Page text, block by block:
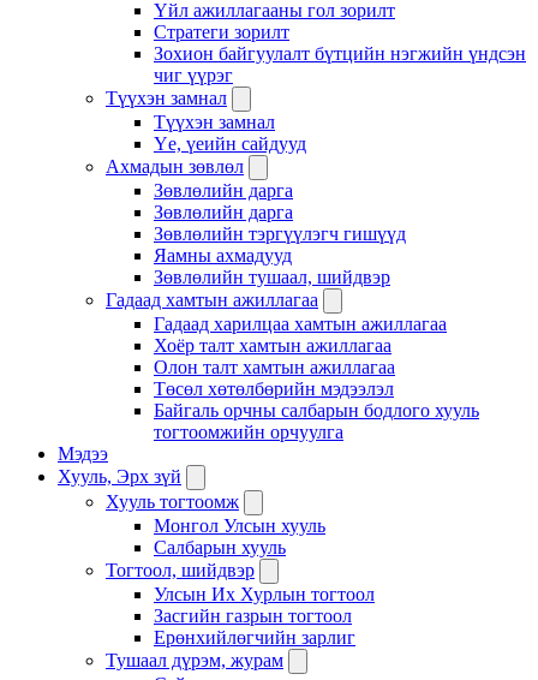
Үйл ажиллагааны гол зорилт
Стратеги зорилт
Зохион байгуулалт бүтцийн нэгжийн үндсэн
чиг үүрэг
Түүхэн замнал
Түүхэн замнал
Үе, үеийн сайдууд
Ахмадын зөвлөл
Зөвлөлийн дарга
Зөвлөлийн дарга
Зөвлөлийн тэргүүлэгч гишүүд
Яамны ахмадууд
Зөвлөлийн тушаал, шийдвэр
Гадаад хамтын ажиллагаа
Гадаад харилцаа хамтын ажиллагаа
Хоёр талт хамтын ажиллагаа
Олон талт хамтын ажиллагаа
Төсөл хөтөлбөрийн мэдээлэл
Байгаль орчны салбарын бодлого хууль
тогтоомжийн орчуулга
Мэдээ
Хууль, Эрх зүй
Хууль тогтоомж
Монгол Улсын хууль
Салбарын хууль
Тогтоол, шийдвэр
Улсын Их Хурлын тогтоол
Засгийн газрын тогтоол
Ерөнхийлөгчийн зарлиг
Тушаал дүрэм, журам